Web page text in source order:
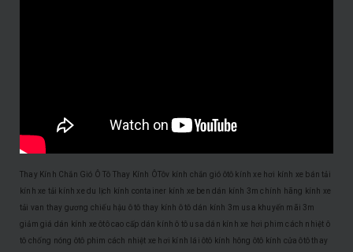
Thay Kính Chắn Gió Ô Tô Thay Kính ÔTôv kính chắn gió ôtô kính xe hơi kính xe bán tải
kính xe tải kính xe du lịch kính container kính xe ben dán kính 3m chính hãng kính xe
tải van thay gương chiếu hậu ô tô thay kính ô tô dán kính 3m usa khuyến mãi 3m
giảm giá dán kính xe ôtô cao cấp dán kính ô tô usa dán kính xe hơi phim cách nhiệt ô
tô chống nóng ôtô phim cách nhiệt xe hơi kính lái ôtô kính hông ôtô kính cửa ôtô thay